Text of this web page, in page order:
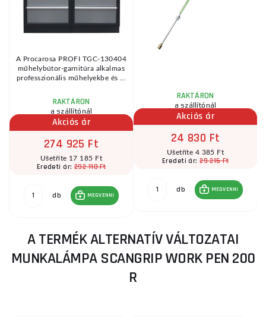
A Procarosa PROFI TGC-130404
műhelybútor-garnitúra alkalmas
professzionális műhelyekbe és ...
RAKTÁRON
a szállítónál
Akciós ár
274 925 Ft
Ušetříte 17 185 Ft
Eredeti ár: 292 110 Ft
db MEGVENNI
RAKTÁRON
a szállítónál
Akciós ár
24 830 Ft
Ušetříte 4 385 Ft
Eredeti ár:29 215 Ft
db MEGVENNI
A TERMÉK ALTERNATÍV VÁLTOZATAI
MUNKALÁMPA SCANGRIP WORK PEN 200
R